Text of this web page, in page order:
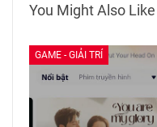
You Might Also Like
GAME - GIẢI TRÍ